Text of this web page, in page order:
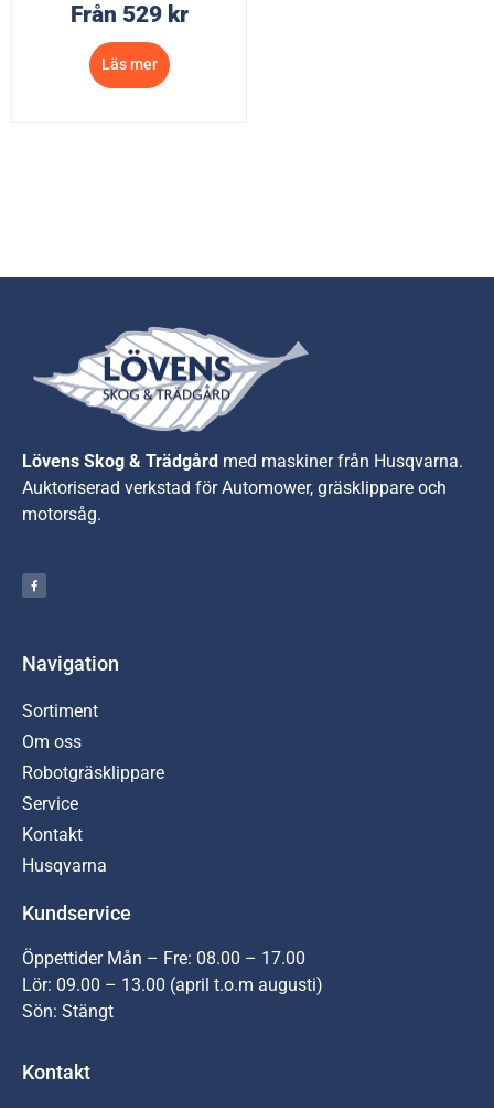
Från 529 kr
Läs mer
Lövens Skog & Trädgård med maskiner från Husqvarna.
Auktoriserad verkstad för Automower, gräsklippare och
motorsåg.
Navigation
Sortiment
Om oss
Robotgräsklippare
Service
Kontakt
Husqvarna
Kundservice
Öppettider Mån – Fre: 08.00 – 17.00
Lör: 09.00 – 13.00 (april t.o.m augusti)
Sön: Stängt
Kontakt